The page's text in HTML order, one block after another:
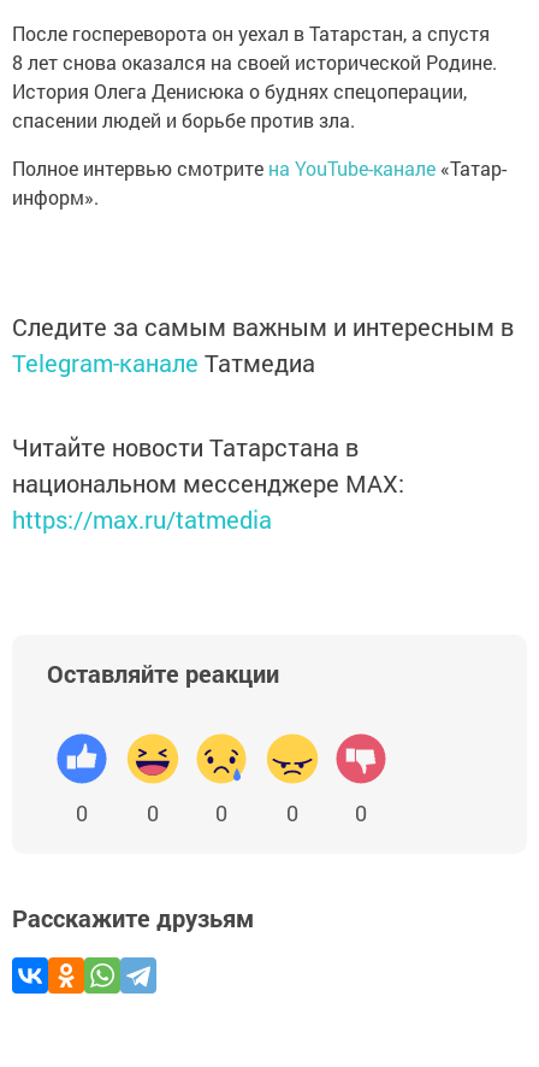
После госпереворота он уехал в Татарстан, а спустя
8 лет снова оказался на своей исторической Родине.
История Олега Денисюка о буднях спецоперации,
спасении людей и борьбе против зла.
Полное интервью смотрите на YouTube-канале «Татар-
информ».
Следите за самым важным и интересным в
Telegram-канале Татмедиа
Читайте новости Татарстана в
национальном мессенджере MАХ:
https://max.ru/tatmedia
Оставляйте реакции
0 0 0 0 0
Расскажите друзьям